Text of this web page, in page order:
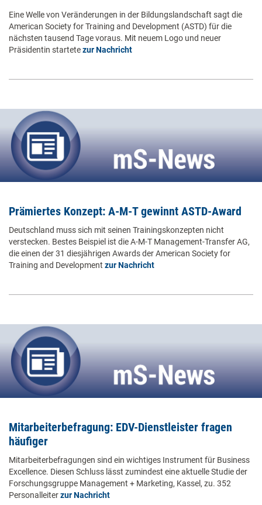
Eine Welle von Veränderungen in der Bildungslandschaft sagt die
American Society for Training and Development (ASTD) für die
nächsten tausend Tage voraus. Mit neuem Logo und neuer
Präsidentin startetezur Nachricht
Prämiertes Konzept: A-M-T gewinnt ASTD-Award
Deutschland muss sich mit seinen Trainingskonzepten nicht
verstecken. Bestes Beispiel ist die A-M-T Management-Transfer AG,
die einen der 31 diesjährigen Awards der American Society for
Training and Development zur Nachricht
Mitarbeiterbefragung: EDV-Dienstleister fragen
häufiger
Mitarbeiterbefragungen sind ein wichtiges Instrument für Business
Excellence. Diesen Schluss lässt zumindest eine aktuelle Studie der
Forschungsgruppe Management + Marketing, Kassel, zu. 352
Personalleiterzur Nachricht